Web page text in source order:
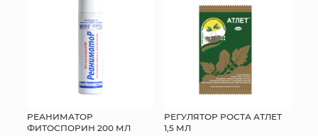
РЕАНИМАТОР
ФИТОСПОРИН 200 МЛ
РЕГУЛЯТОР РОСТА АТЛЕТ
1,5 МЛ